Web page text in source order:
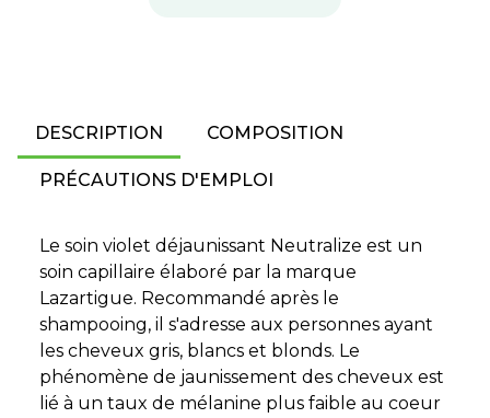
DESCRIPTION COMPOSITION
PRÉCAUTIONS D'EMPLOI
Le soin violet déjaunissant Neutralize est un
soin capillaire élaboré par la marque
Lazartigue. Recommandé après le
shampooing, il s'adresse aux personnes ayant
les cheveux gris, blancs et blonds. Le
phénomène de jaunissement des cheveux est
lié à un taux de mélanine plus faible au coeur